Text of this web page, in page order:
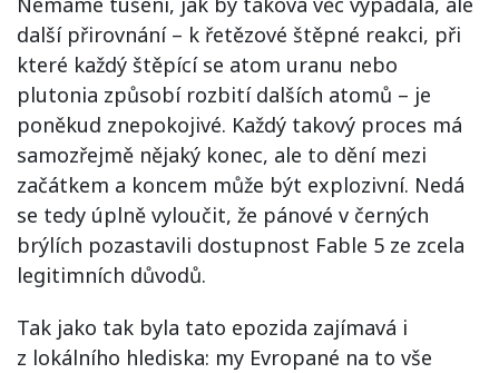
další přirovnání – k řetězové štěpné reakci, při
které každý štěpící se atom uranu nebo
plutonia způsobí rozbití dalších atomů – je
poněkud znepokojivé. Každý takový proces má
samozřejmě nějaký konec, ale to dění mezi
začátkem a koncem může být explozivní. Nedá
se tedy úplně vyloučit, že pánové v černých
brýlích pozastavili dostupnost Fable 5 ze zcela
legitimních důvodů.
Tak jako tak byla tato epozida zajímavá i
z lokálního hlediska: my Evropané na to vše